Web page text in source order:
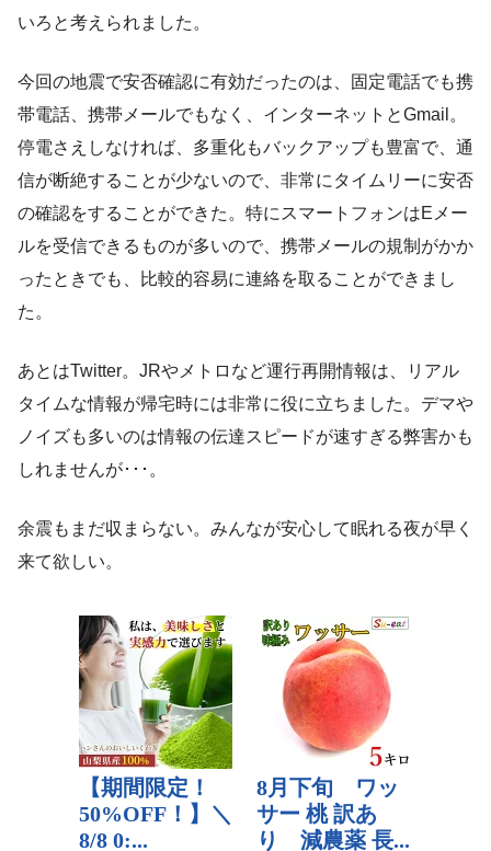
いろと考えられました。
今回の地震で安否確認に有効だったのは、固定電話でも携
帯電話、携帯メールでもなく、インターネットとGmail。
停電さえしなければ、多重化もバックアップも豊富で、通
信が断絶することが少ないので、非常にタイムリーに安否
の確認をすることができた。特にスマートフォンはEメー
ルを受信できるものが多いので、携帯メールの規制がかか
ったときでも、比較的容易に連絡を取ることができまし
た。
あとはTwitter。JRやメトロなど運行再開情報は、リアル
タイムな情報が帰宅時には非常に役に立ちました。デマや
ノイズも多いのは情報の伝達スピードが速すぎる弊害かも
しれませんが･･･。
余震もまだ収まらない。みんなが安心して眠れる夜が早く
来て欲しい。